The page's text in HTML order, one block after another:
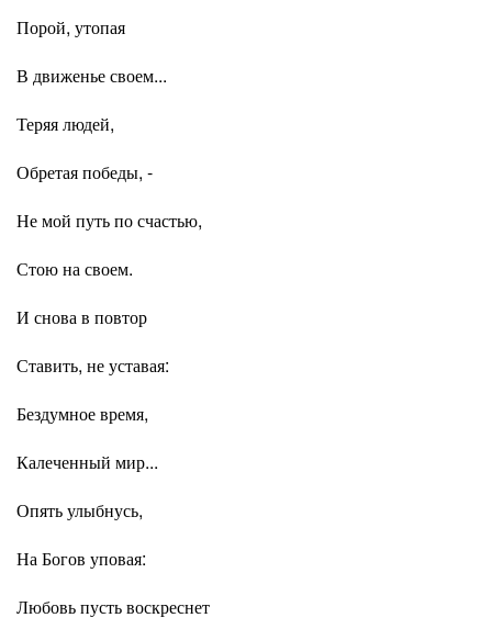
Порой, утопая
В движенье своем...
Теряя людей,
Обретая победы, -
Не мой путь по счастью,
Стою на своем.
И снова в повтор
Ставить, не уставая:
Бездумное время,
Калеченный мир...
Опять улыбнусь,
На Богов уповая:
Любовь пусть воскреснет